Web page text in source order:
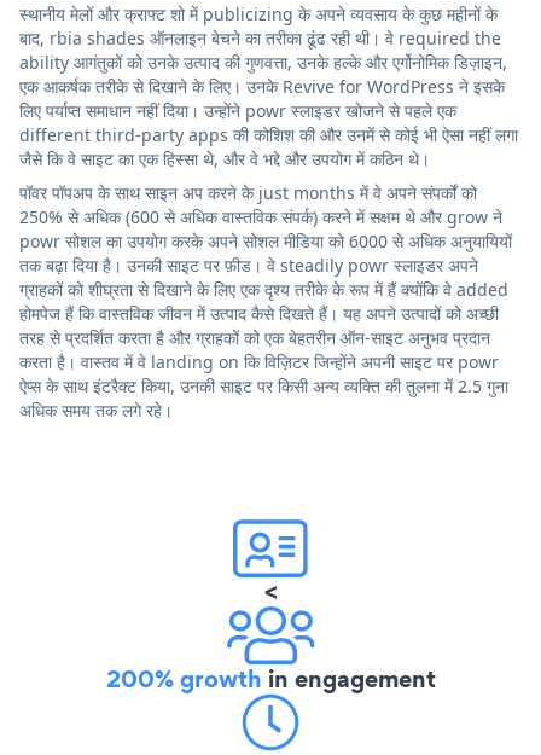
स्थानीय मेलों और क्राफ्ट शो में publicizing के अपने व्यवसाय के कुछ महीनों के
बाद, rbia shades ऑनलाइन बेचने का तरीका ढूंढ रही थी। वे required the
ability आगंतुकों को उनके उत्पाद की गुणवत्ता, उनके हल्के और एर्गोनोमिक डिज़ाइन,
एक आकर्षक तरीके से दिखाने के लिए। उनके Revive for WordPress ने इसके
लिए पर्याप्त समाधान नहीं दिया। उन्होंने powr स्लाइडर खोजने से पहले एक
different third-party apps की कोशिश की और उनमें से कोई भी ऐसा नहीं लगा
जैसे कि वे साइट का एक हिस्सा थे, और वे भद्दे और उपयोग में कठिन थे।
पॉवर पॉपअप के साथ साइन अप करने के just months में वे अपने संपर्कों को
250% से अधिक (600 से अधिक वास्तविक संपर्क) करने में सक्षम थे और grow ने
powr सोशल का उपयोग करके अपने सोशल मीडिया को 6000 से अधिक अनुयायियों
तक बढ़ा दिया है। उनकी साइट पर फ़ीड। वे steadily powr स्लाइडर अपने
ग्राहकों को शीघ्रता से दिखाने के लिए एक दृश्य तरीके के रूप में हैं क्योंकि वे added
होमपेज हैं कि वास्तविक जीवन में उत्पाद कैसे दिखते हैं। यह अपने उत्पादों को अच्छी
तरह से प्रदर्शित करता है और ग्राहकों को एक बेहतरीन ऑन-साइट अनुभव प्रदान
करता है। वास्तव में वे landing on कि विज़िटर जिन्होंने अपनी साइट पर powr
ऐप्स के साथ इंटरैक्ट किया, उनकी साइट पर किसी अन्य व्यक्ति की तुलना में 2.5 गुना
अधिक समय तक लगे रहे।
<
200% growth in engagement